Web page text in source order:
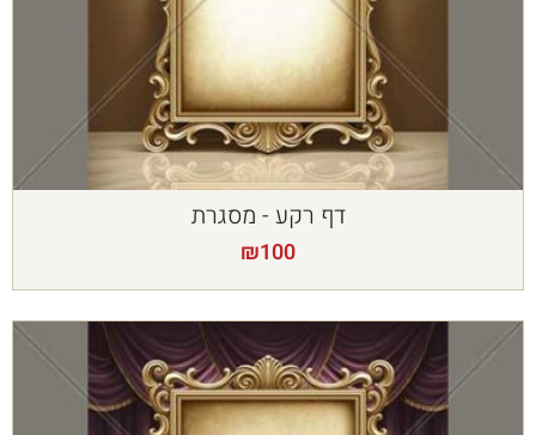
דף רקע - מסגרת
₪100